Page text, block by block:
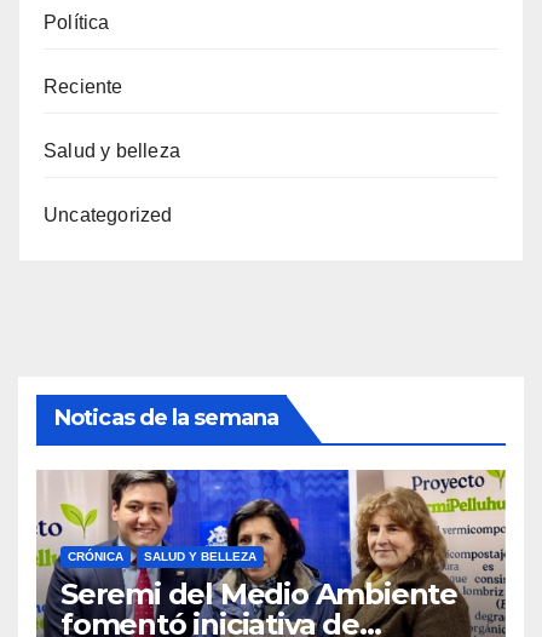
Política
Reciente
Salud y belleza
Uncategorized
Noticas de la semana
CRÓNICA SALUD Y BELLEZA
Seremi del Medio Ambiente
fomentó iniciativa de